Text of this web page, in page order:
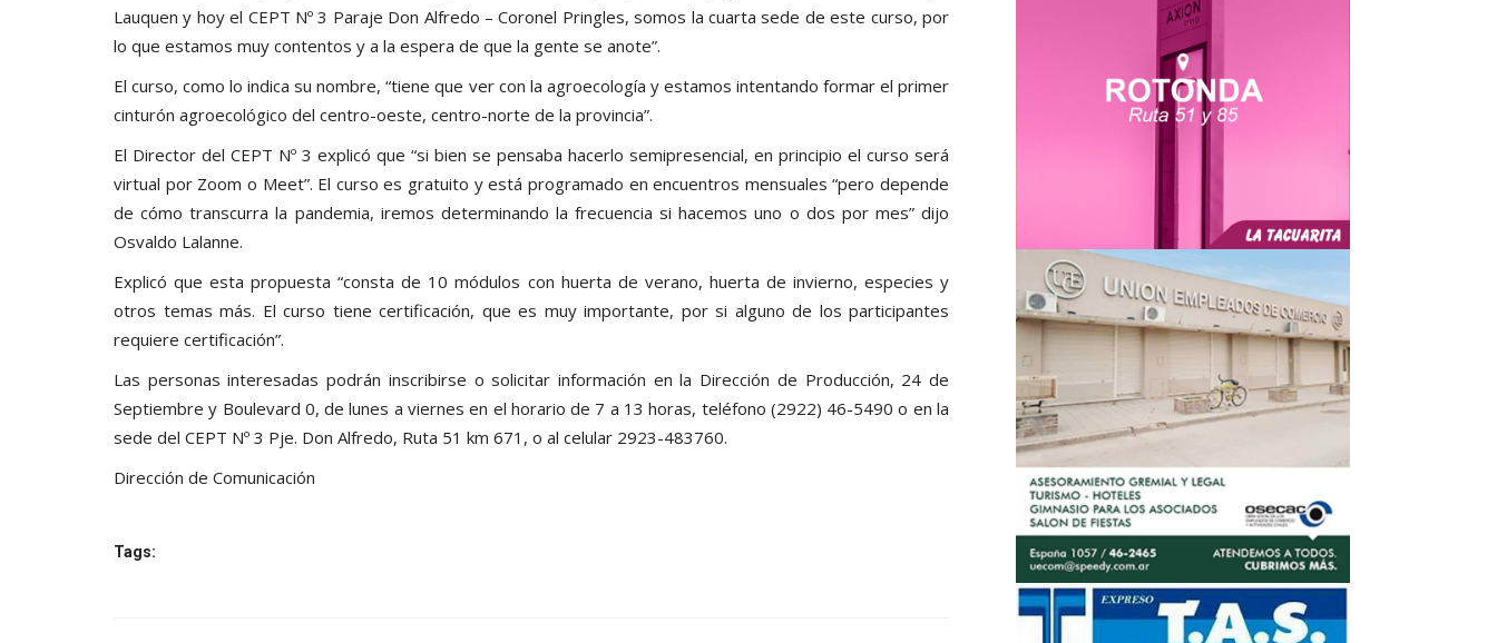
Lauquen y hoy el CEPT Nº 3 Paraje Don Alfredo – Coronel Pringles, somos la cuarta sede de este curso, por
lo que estamos muy contentos y a la espera de que la gente se anote”.
El curso, como lo indica su nombre, “tiene que ver con la agroecología y estamos intentando formar el primer
cinturón agroecológico del centro-oeste, centro-norte de la provincia”.
El Director del CEPT Nº 3 explicó que “si bien se pensaba hacerlo semipresencial, en principio el curso será
virtual por Zoom o Meet”. El curso es gratuito y está programado en encuentros mensuales “pero depende
de cómo transcurra la pandemia, iremos determinando la frecuencia si hacemos uno o dos por mes” dijo
Osvaldo Lalanne.
Explicó que esta propuesta “consta de 10 módulos con huerta de verano, huerta de invierno, especies y
otros temas más. El curso tiene certificación, que es muy importante, por si alguno de los participantes
requiere certificación”.
Las personas interesadas podrán inscribirse o solicitar información en la Dirección de Producción, 24 de
Septiembre y Boulevard 0, de lunes a viernes en el horario de 7 a 13 horas, teléfono (2922) 46-5490 o en la
sede del CEPT Nº 3 Pje. Don Alfredo, Ruta 51 km 671, o al celular 2923-483760.
Dirección de Comunicación
Tags: